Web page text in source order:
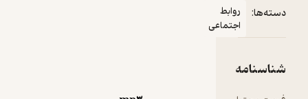
فوق‌العاده
و روابط
است که در
دسته‌ها:
روابط
اجتماعی
شناسنامه